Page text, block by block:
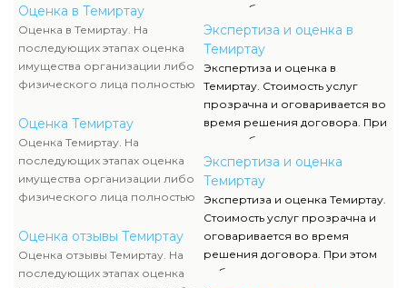
служащих, тогда как участие
клиента ограничивается
объяснением отдельных
вопросов и предоставлением
недостающей документации.
Оценка в Темиртау
Оценка в Темиртау. На
последующих этапах оценка
имущества организации либо
физического лица полностью
служащих, тогда как участие
клиента ограничивается
объяснением отдельных
вопросов и предоставлением
недостающей документации.
Оценка Темиртау
Оценка Темиртау. На
последующих этапах оценка
имущества организации либо
физического лица полностью
служащих, тогда как участие
клиента ограничивается
объяснением отдельных
Оценка отзывы Темиртау
Оценка отзывы Темиртау. На
последующих этапах оценка
этом соблюдаются все нормы,
мнения оценки, расклады к
определению
соответствующей стоимости.
Для получения
исчерпывающей инфы о
стоимости и сроках оказания
услуг вы сможете обратиться к
нам за консультацией.
Экспертиза и оценка в
Темиртау
Экспертиза и оценка в
Темиртау. Стоимость услуг
прозрачна и оговаривается во
время решения договора. При
этом соблюдаются все нормы,
мнения оценки, расклады к
определению
соответствующей стоимости.
Для получения
исчерпывающей инфы о
стоимости и сроках оказания
услуг вы сможете обратиться к
Экспертиза и оценка
Темиртау
Экспертиза и оценка Темиртау.
Стоимость услуг прозрачна и
оговаривается во время
решения договора. При этом
соблюдаются все нормы,